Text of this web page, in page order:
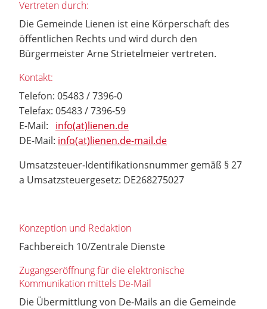
Vertreten durch:
Die Gemeinde Lienen ist eine Körperschaft des
öffentlichen Rechts und wird durch den
Bürgermeister Arne Strietelmeier vertreten.
Kontakt:
Telefon: 05483 / 7396-0
Telefax: 05483 / 7396-59
E-Mail: info(at)lienen.de
DE-Mail: info(at)lienen.de-mail.de
Umsatzsteuer-Identifikationsnummer gemäß § 27
a Umsatzsteuergesetz: DE268275027
Konzeption und Redaktion
Fachbereich 10/Zentrale Dienste
Zugangseröffnung für die elektronische
Kommunikation mittels De-Mail
Die Übermittlung von De-Mails an die Gemeinde